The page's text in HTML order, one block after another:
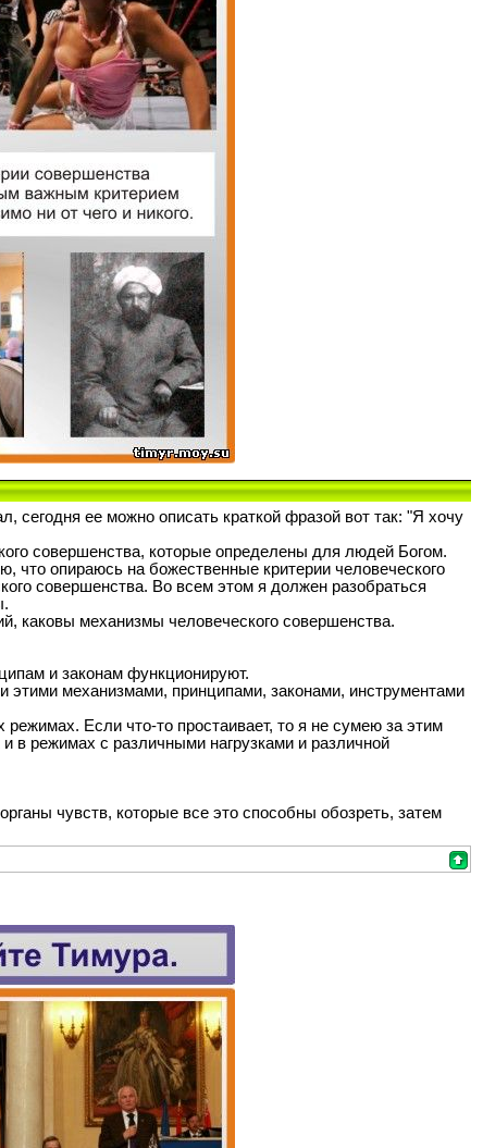
сегодня ее можно описать краткой фразой вот так: "Я хочу
совершенства, которые определены для людей Богом.
что опираюсь на божественные критерии человеческого
совершенства. Во всем этом я должен разобраться
каковы механизмы человеческого совершенства.
и законам функционируют.
этими механизмами, принципами, законами, инструментами
Если что-то простаивает, то я не сумею за этим
в режимах с различными нагрузками и различной
чувств, которые все это способны обозреть, затем